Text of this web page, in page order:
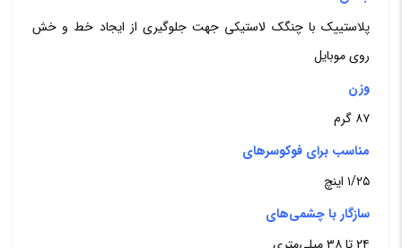
پلاستییک با چنگک لاستیکی جهت جلوگیری از ایجاد خط و خش
روی موبایل
وزن
۸۷ گرم
مناسب برای فوکوسرهای
۱/۲۵ اینچ
سازگار با چشمی‌های